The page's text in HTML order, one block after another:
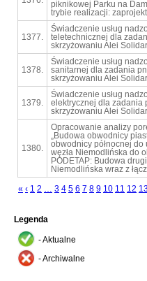
piknikowej Parku na
trybie realizacji:
1377.
Świadczenie usług
teletechnicznej dla
skrzyżowaniu Alei
1378.
Świadczenie usług
sanitarnej dla zadania
skrzyżowaniu Alei
1379.
Świadczenie usług
elektrycznej dla zadania
skrzyżowaniu Alei
1380.
Opracowanie analizy
„Budowa obwodnicy
obwodnicy północnej do
węzła Niemodlińska do
PODETAP: Budowa
Niemodlińska wraz z
« ‹ 1 2 … 3 4 5 6 7 8 9 10 11 12
Legenda
- Aktualne
- Archiwalne